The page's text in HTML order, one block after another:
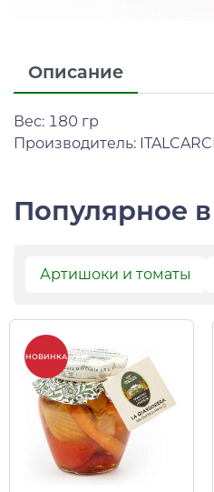
Описание
Вес: 180 гр
Производитель:
Популярное
Артишоки и томаты
НОВИНКА